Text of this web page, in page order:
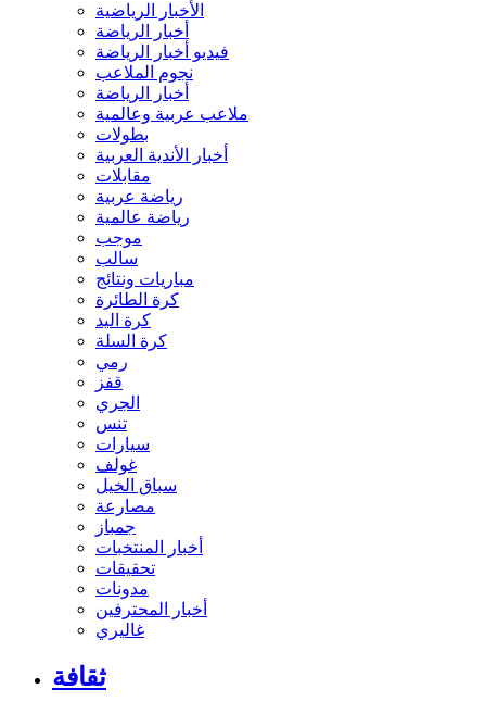
الأخبار الرياضية
أخبار الرياضة
فيديو أخبار الرياضة
نجوم الملاعب
أخبار الرياضة
ملاعب عربية وعالمية
بطولات
أخبار الأندية العربية
مقابلات
رياضة عربية
رياضة عالمية
موجب
سالب
مباريات ونتائج
كرة الطائرة
كرة اليد
كرة السلة
رمي
قفز
الجري
تنس
سيارات
غولف
سباق الخيل
مصارعة
جمباز
أخبار المنتخبات
تحقيقات
مدونات
أخبار المحترفين
غاليري
ثقافة